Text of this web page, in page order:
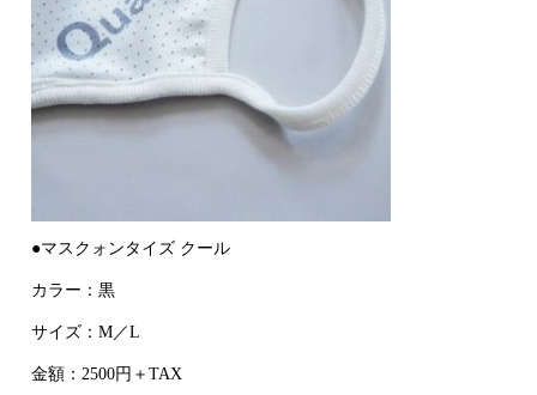
●マスクォンタイズ クール
カラー：黒
サイズ：M／L
金額：2500円＋TAX